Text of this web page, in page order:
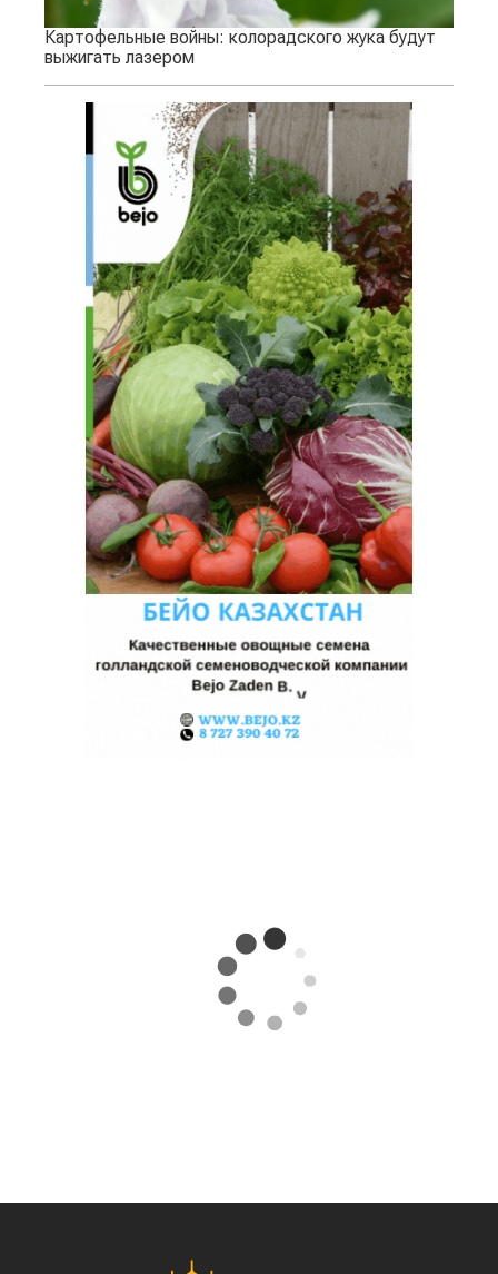
Картофельные войны: колорадского жука будут
выжигать лазером